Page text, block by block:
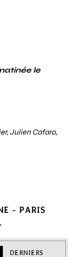
le
Julien Cafaro,
- PARIS
DERNIERS